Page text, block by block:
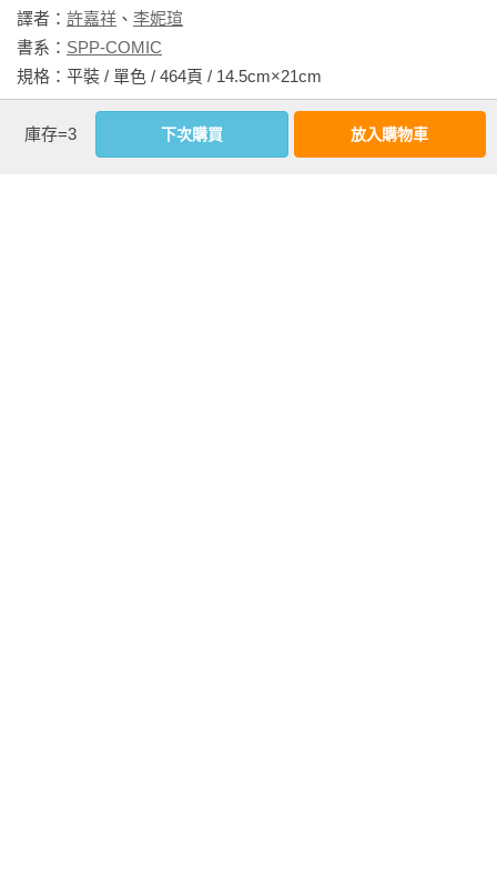
譯者： 許嘉祥 、 李妮瑄
書系： SPP-COMIC
規格：平裝 / 單色 / 464頁 / 14.5cm×21cm
相關書籍
庫存=3 下次購買 放入購物車